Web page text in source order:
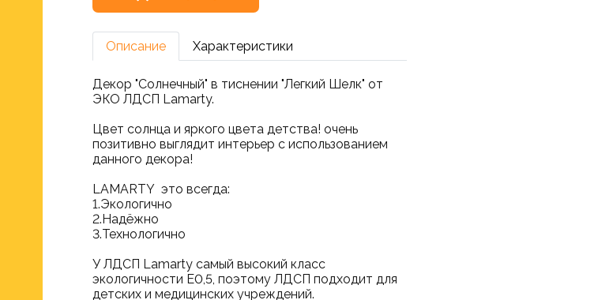
Описание Характеристики
Декор "Солнечный" в тиснении "Легкий Шелк" от
ЭКО ЛДСП Lamarty.
Цвет солнца и яркого цвета детства! очень
позитивно выглядит интерьер с использованием
данного декора!
LAMARTY это всегда:
1.Экологично
2.Надёжно
3.Технологично
У ЛДСП Lamarty самый высокий класс
экологичности Е0,5, поэтому ЛДСП подходит для
детских и медицинских учреждений.